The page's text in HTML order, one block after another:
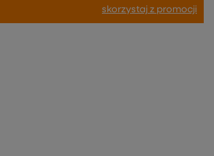
skorzystaj z promocji